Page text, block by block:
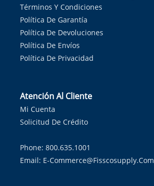
Términos Y Condiciones
Política De Garantía
Política De Devoluciones
Política De Envíos
Política De Privacidad
Atención Al Cliente
Mi Cuenta
Solicitud De Crédito
Phone: 800.635.1001
Email: E-Commerce@fisscosupply.com